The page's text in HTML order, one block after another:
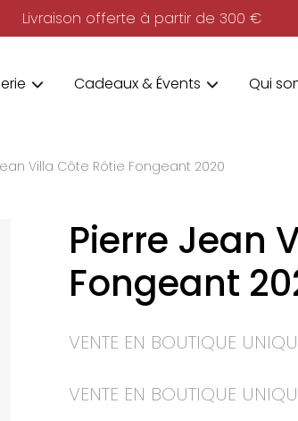
Livraison offerte à partir de 300 €
Cadeaux & Évents Qui
Villa Côte Rôtie Fongeant 2020
Pierre Jean
Fongeant
VENTE EN BOUTIQUE
VENTE EN BOUTIQUE